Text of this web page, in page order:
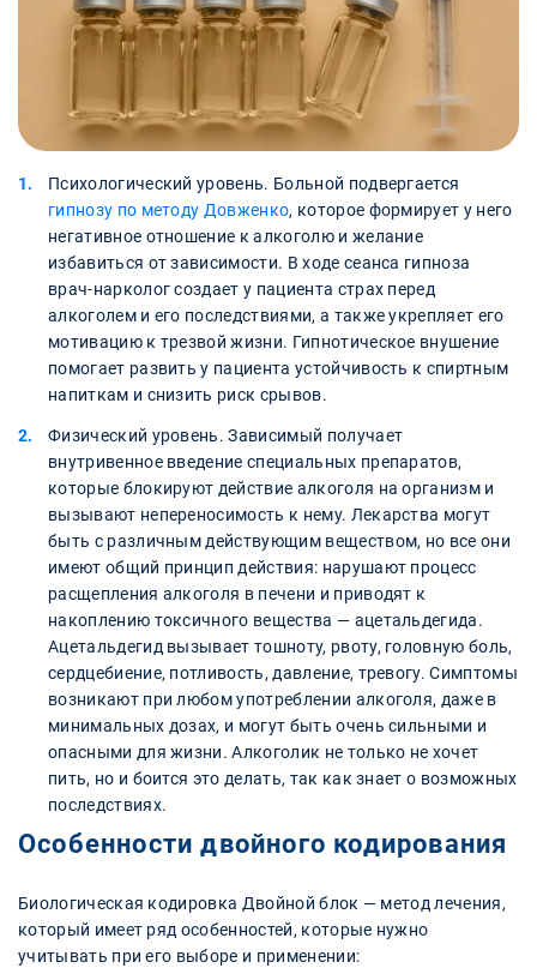
Психологический уровень. Больной подвергается
гипнозу по методу Довженко, которое формирует у него
негативное отношение к алкоголю и желание
избавиться от зависимости. В ходе сеанса гипноза
врач-нарколог создает у пациента страх перед
алкоголем и его последствиями, а также укрепляет его
мотивацию к трезвой жизни. Гипнотическое внушение
помогает развить у пациента устойчивость к спиртным
напиткам и снизить риск срывов.
Физический уровень. Зависимый получает
внутривенное введение специальных препаратов,
которые блокируют действие алкоголя на организм и
вызывают непереносимость к нему. Лекарства могут
быть с различным действующим веществом, но все они
имеют общий принцип действия: нарушают процесс
расщепления алкоголя в печени и приводят к
накоплению токсичного вещества — ацетальдегида.
Ацетальдегид вызывает тошноту, рвоту, головную боль,
сердцебиение, потливость, давление, тревогу. Симптомы
возникают при любом употреблении алкоголя, даже в
минимальных дозах, и могут быть очень сильными и
опасными для жизни. Алкоголик не только не хочет
пить, но и боится это делать, так как знает о возможных
последствиях.
Особенности двойного кодирования
Биологическая кодировка Двойной блок — метод лечения,
который имеет ряд особенностей, которые нужно
учитывать при его выборе и применении: